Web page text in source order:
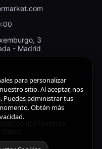
3
- Madrid
derechos reservados
para personalizar
sitio. Al aceptar, nos
Puedes administrar tus
Obtén más